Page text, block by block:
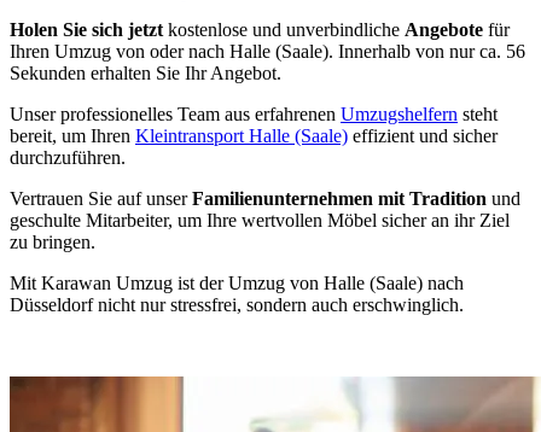
Holen Sie sich jetzt kostenlose und unverbindliche Angebote für
Ihren Umzug von oder nach Halle (Saale). Innerhalb von nur ca. 56
Sekunden erhalten Sie Ihr Angebot.
Unser professionelles Team aus erfahrenen Umzugshelfern steht
bereit, um Ihren Kleintransport Halle (Saale) effizient und sicher
durchzuführen.
Vertrauen Sie auf unserFamilienunternehmen mit Tradition und
geschulte Mitarbeiter, um Ihre wertvollen Möbel sicher an ihr Ziel
zu bringen.
Mit Karawan Umzug ist der Umzug von Halle (Saale) nach
Düsseldorf nicht nur stressfrei, sondern auch erschwinglich.